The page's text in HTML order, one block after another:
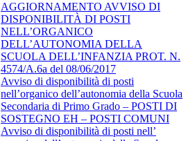
AGGIORNAMENTO AVVISO DI
DISPONIBILITÀ DI POSTI
NELL’ORGANICO
DELL’AUTONOMIA DELLA
SCUOLA DELL’INFANZIA PROT. N.
4574/A.6a del 08/06/2017
Avviso di disponibilità di posti
nell’organico dell’autonomia della Scuola
Secondaria di Primo Grado – POSTI DI
SOSTEGNO EH – POSTI COMUNI
Avviso di disponibilità di posti nell’